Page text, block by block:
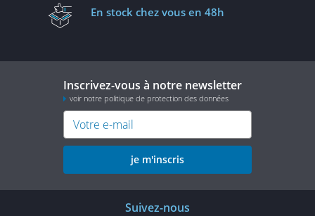
En stock chez vous en 48h
Inscrivez-vous à notre newsletter
voir notre politique de protection des données
je m'inscris
Suivez-nous